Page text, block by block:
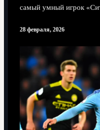
самый умный игрок
28 февраля, 2026